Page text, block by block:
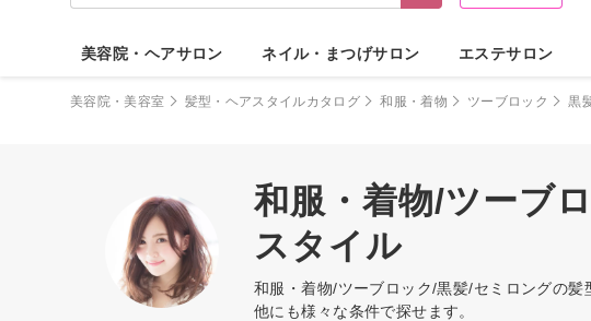
美容院・ヘアサロン ネイル・まつげサロン エステサロン
美容院・美容室 髪型・ヘアスタイルカタログ 和服・着物 ツーブロック 黒
和服・着物/ツーブ
スタイル
和服・着物/ツーブロック/黒髪/セミロングの
他にも様々な条件で探せます。